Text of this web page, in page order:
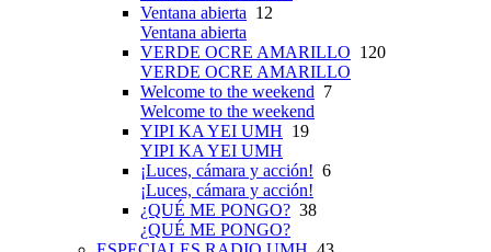
Ventana abierta 12
Ventana abierta
VERDE OCRE AMARILLO 120
VERDE OCRE AMARILLO
Welcome to the weekend 7
Welcome to the weekend
YIPI KA YEI UMH 19
YIPI KA YEI UMH
¡Luces, cámara y acción! 6
¡Luces, cámara y acción!
¿QUÉ ME PONGO? 38
¿QUÉ ME PONGO?